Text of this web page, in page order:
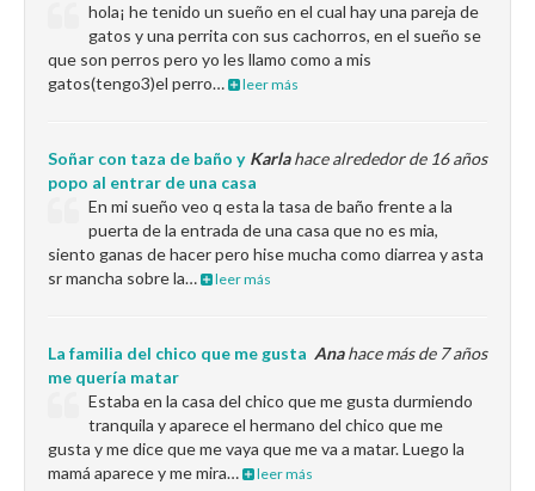
hola¡ he tenido un sueño en el cual hay una pareja de
gatos y una perrita con sus cachorros, en el sueño se
que son perros pero yo les llamo como a mis
gatos(tengo3)el perro…
leer más
Karlahace alrededor de 16 años
Soñar con taza de baño y
popo al entrar de una casa
En mi sueño veo q esta la tasa de baño frente a la
puerta de la entrada de una casa que no es mia,
siento ganas de hacer pero hise mucha como diarrea y asta
sr mancha sobre la…
leer más
Anahace más de 7 años
La familia del chico que me gusta
me quería matar
Estaba en la casa del chico que me gusta durmiendo
tranquila y aparece el hermano del chico que me
gusta y me dice que me vaya que me va a matar. Luego la
mamá aparece y me mira…
leer más